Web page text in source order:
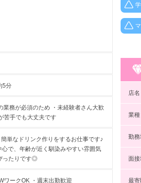
5分
務が必須のため ・未経験者さん大歓
苦手でも大丈夫です
単なドリンク作りをするお仕事です♪
で、年齢が近く馴染みやすい雰囲気
ったりです◎
ワークOK ・週末出勤歓迎
店名
業種
勤
面
最寄